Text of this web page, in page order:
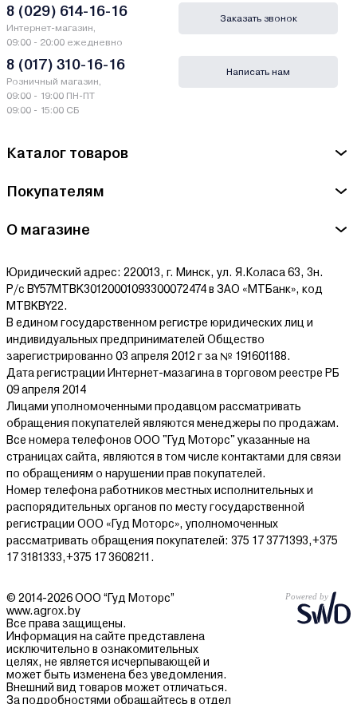
ведущих банков Беларуси.
Гарантии и сервис - Насосы и насосные
Производитель Zerten - ООО "Форте Холдинг ГмбХ". РФ,
344025, Ростов-на-Дону, Буденновский просп., 62 2
МАСЮКОВЩИНА, дом № 4, помещение 9
Ознакомиться с условиями оплаты и доставки товара можно
Каталог товаров
Покупателям
О магазине
Юридический адрес: 220013, г. Минск, ул. Я.Коласа 63, 3н.
Р/с BY57MTBK30120001093300072474 в ЗАО «МТБанк», код
MTBKBY22.
В едином государственном регистре юридических лиц и
индивидуальных предпринимателей Общество
зарегистрированно 03 апреля 2012 г за № 191601188.
Дата регистрации Интернет-мазагина в торговом реестре РБ
09 апреля 2014
Лицами уполномоченными продавцом рассматривать
обращения покупателей являются менеджеры по продажам.
Все номера телефонов ООО "Гуд Моторс" указанные на
страницах сайта, являются в том числе контактами для связи
по обращениям о нарушении прав покупателей.
Номер телефона работников местных исполнительных и
распорядительных органов по месту государственной
регистрации ООО «Гуд Моторс», уполномоченных
рассматривать обращения покупателей: 375 17 3771393,+375
17 3181333,+375 17 3608211.
8 (029) 614-16-16
Интернет-магазин,
09:00 - 20:00 ежедневно
8 (017) 310-16-16
Розничный магазин,
09:00 - 19:00 ПН-ПТ
09:00 - 15:00 СБ
Заказать звонок
Написать нам
© 2014-2026 ООО “Гуд Моторс”
www.agrox.by
Все права защищены.
Информация на сайте представлена
исключительно в ознакомительных
целях, не является исчерпывающей и
может быть изменена без уведомления.
Внешний вид товаров может отличаться.
За подробностями обращайтесь в отдел